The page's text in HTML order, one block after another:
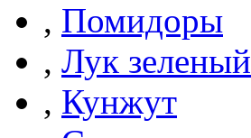
, Помидоры
, Лук зеленый
, Кунжут